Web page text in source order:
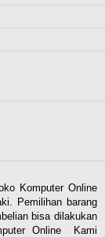
Komputer Online
Pemilihan barang
bisa dilakukan
Online Kami